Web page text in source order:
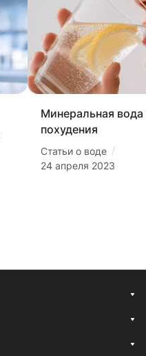
Минеральная вода
похудения
Статьи о воде /
24 апреля 2023